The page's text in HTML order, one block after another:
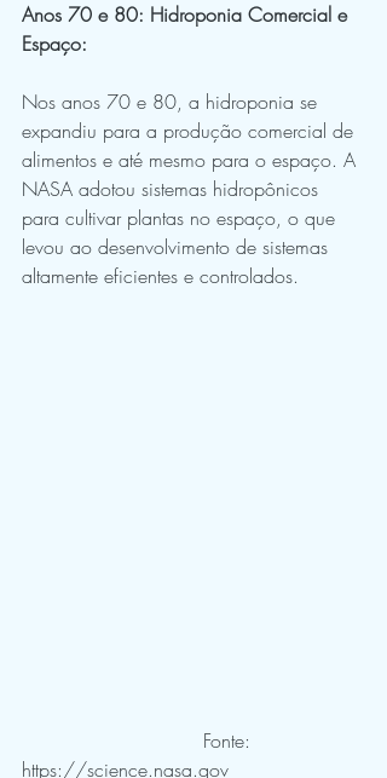
Anos 70 e 80: Hidroponia Comercial e
Espaço:
Nos anos 70 e 80, a hidroponia se
expandiu para a produção comercial de
alimentos e até mesmo para o espaço. A
NASA adotou sistemas hidropônicos
para cultivar plantas no espaço, o que
levou ao desenvolvimento de sistemas
altamente eficientes e controlados.
https://science.nasa.gov